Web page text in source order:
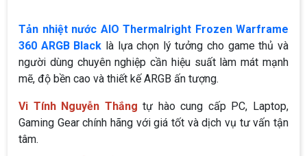
Tản nhiệt nước AIO Thermalright Frozen Warframe
360 ARGB Black là lựa chọn lý tưởng cho game thủ và
người dùng chuyên nghiệp cần hiệu suất làm mát mạnh
mẽ, độ bền cao và thiết kế ARGB ấn tượng.
Vi Tính Nguyễn Thắng tự hào cung cấp PC, Laptop,
Gaming Gear chính hãng với giá tốt và dịch vụ tư vấn tận
tâm.